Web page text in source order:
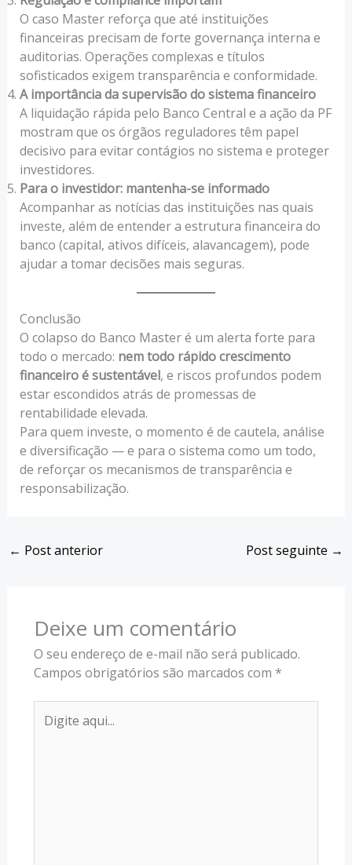
O caso Master reforça que até instituições
financeiras precisam de forte governança interna e
auditorias. Operações complexas e títulos
sofisticados exigem transparência e conformidade.
A importância da supervisão do sistema financeiro
A liquidação rápida pelo Banco Central e a ação da PF
mostram que os órgãos reguladores têm papel
decisivo para evitar contágios no sistema e proteger
investidores.
Para o investidor: mantenha-se informado
Acompanhar as notícias das instituições nas quais
investe, além de entender a estrutura financeira do
banco (capital, ativos difíceis, alavancagem), pode
ajudar a tomar decisões mais seguras.
Conclusão
O colapso do Banco Master é um alerta forte para
todo o mercado: nem todo rápido crescimento
financeiro é sustentável, e riscos profundos podem
estar escondidos atrás de promessas de
rentabilidade elevada.
Para quem investe, o momento é de cautela, análise
e diversificação — e para o sistema como um todo,
de reforçar os mecanismos de transparência e
responsabilização.
← Post anterior Post seguinte →
Deixe um comentário
O seu endereço de e-mail não será publicado.
Campos obrigatórios são marcados com *
aqui...